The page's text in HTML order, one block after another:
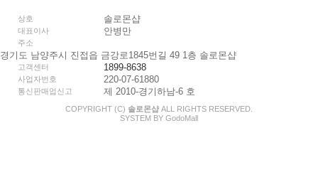
상호 솔로몬샵
대표이사 안병만
주소
경기도 남양주시 진접읍 금강로1845번길 49 1층 솔로몬샵
고객센터 1899-8638
사업자번호 220-07-61880
통신판매업신고 제 2010-경기하남-6 호
COPYRIGHT (C) 솔로몬샵 ALL RIGHTS RESERVED.
SYSTEM BY GodoMall